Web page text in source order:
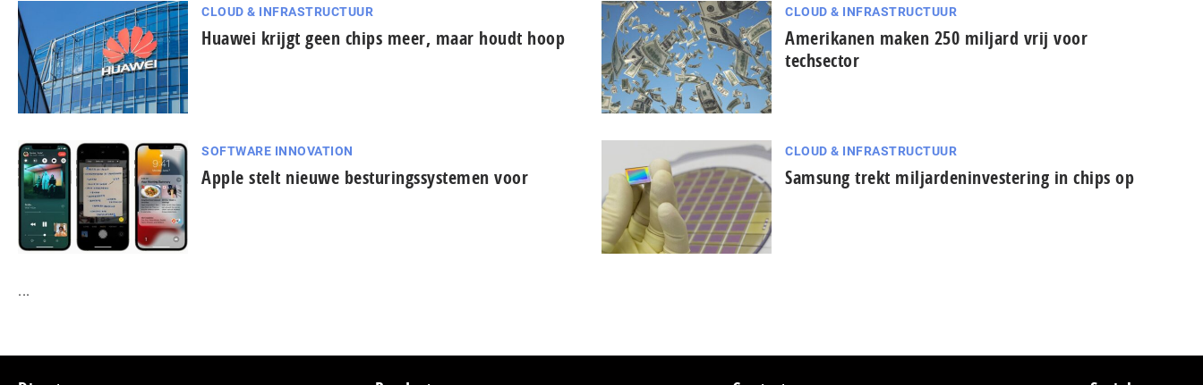
CLOUD & INFRASTRUCTUUR
Huawei krijgt geen chips meer, maar houdt hoop
CLOUD & INFRASTRUCTUUR
Amerikanen maken 250 miljard vrij voor
techsector
SOFTWARE INNOVATION
Apple stelt nieuwe besturingssystemen voor
CLOUD & INFRASTRUCTUUR
Samsung trekt miljardeninvestering in chips op
...